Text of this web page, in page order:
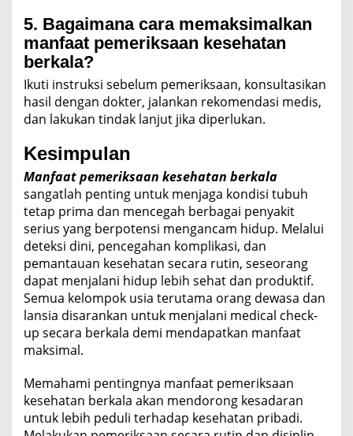
5. Bagaimana cara memaksimalkan
manfaat pemeriksaan kesehatan
berkala?
Ikuti instruksi sebelum pemeriksaan, konsultasikan
hasil dengan dokter, jalankan rekomendasi medis,
dan lakukan tindak lanjut jika diperlukan.
Kesimpulan
Manfaat pemeriksaan kesehatan berkala
sangatlah penting untuk menjaga kondisi tubuh
tetap prima dan mencegah berbagai penyakit
serius yang berpotensi mengancam hidup. Melalui
deteksi dini, pencegahan komplikasi, dan
pemantauan kesehatan secara rutin, seseorang
dapat menjalani hidup lebih sehat dan produktif.
Semua kelompok usia terutama orang dewasa dan
lansia disarankan untuk menjalani medical check-
up secara berkala demi mendapatkan manfaat
maksimal.
Memahami pentingnya manfaat pemeriksaan
kesehatan berkala akan mendorong kesadaran
untuk lebih peduli terhadap kesehatan pribadi.